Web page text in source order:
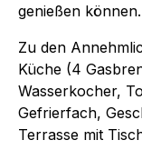
genießen können.
Zu den
Küche (4
Wasserkocher,
Gefrierfach,
Terrasse mit